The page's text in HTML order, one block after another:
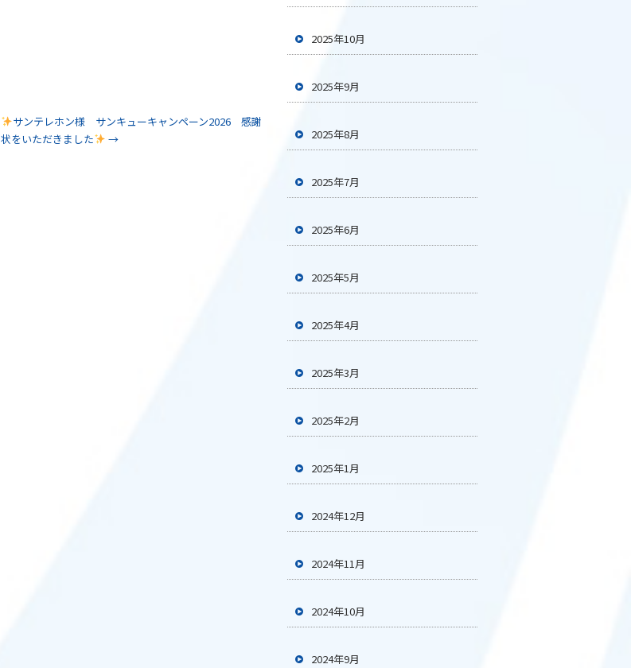
サンテレホン様 サンキューキャンペーン2026 感謝
状をいただきました
→
2025年10月
2025年9月
2025年8月
2025年7月
2025年6月
2025年5月
2025年4月
2025年3月
2025年2月
2025年1月
2024年12月
2024年11月
2024年10月
2024年9月